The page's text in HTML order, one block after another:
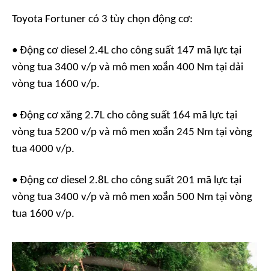
Toyota Fortuner có 3 tùy chọn động cơ:
• Động cơ diesel 2.4L cho công suất 147 mã lực tại
vòng tua 3400 v/p và mô men xoắn 400 Nm tại dải
vòng tua 1600 v/p.
• Động cơ xăng 2.7L cho công suất 164 mã lực tại
vòng tua 5200 v/p và mô men xoắn 245 Nm tại vòng
tua 4000 v/p.
• Động cơ diesel 2.8L cho công suất 201 mã lực tại
vòng tua 3400 v/p và mô men xoắn 500 Nm tại vòng
tua 1600 v/p.